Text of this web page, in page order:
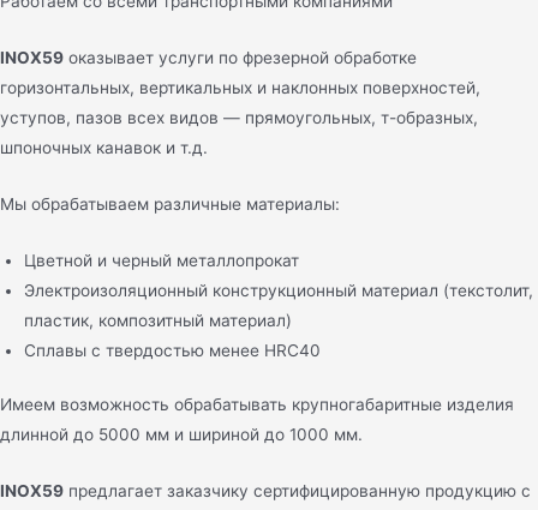
INOX59 оказывает услуги по фрезерной обработке
горизонтальных, вертикальных и наклонных поверхностей,
уступов, пазов всех видов — прямоугольных, т-образных,
шпоночных канавок и т.д.
Мы обрабатываем различные материалы:
Цветной и черный металлопрокат
Электроизоляционный конструкционный материал (текстолит,
пластик, композитный материал)
Сплавы с твердостью менее HRC40
Имеем возможность обрабатывать крупногабаритные изделия
длинной до 5000 мм и шириной до 1000 мм.
INOX59 предлагает заказчику сертифицированную продукцию с